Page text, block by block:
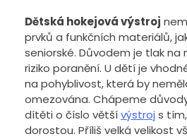
Dětská hokejová výstroj
prvků a funkčních materiálů,
seniorské. Důvodem je tlak na
riziko poranění. U dětí je
na pohyblivost, která by
omezována. Chápeme
dítěti o číslo většívýstroj s
dorostou. Příliš velká velikost